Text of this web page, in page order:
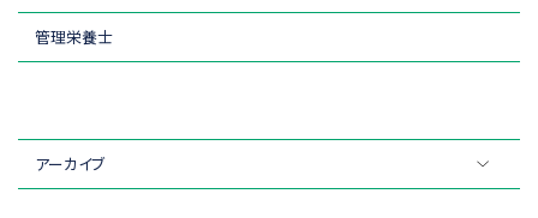
管理栄養士
アーカイブ